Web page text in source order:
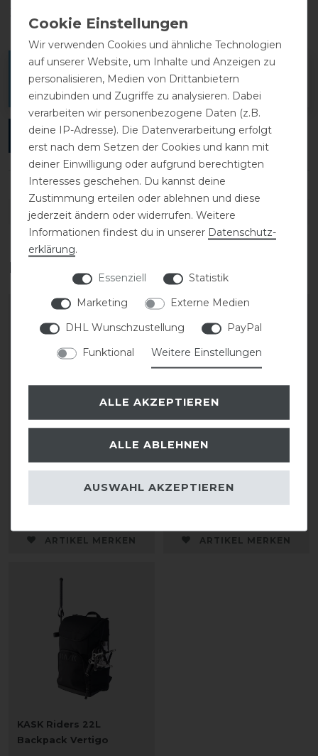
1
Melde dich an, um eine Kundenrezension zu
verfassen.
ANMELDEN
DETAILS ZUR PRODUKTSICHERHEIT
Das perfekte Zubehör für dich
ARTIKEL MERKEN
Backpack Vertigo
ARTIKEL MERKEN
KASK Riders 22L
Backpack Vertigo
Wir verwenden Cookies und ähnliche Technologien
auf unserer Website, um Inhalte und Anzeigen zu
personalisieren, Medien von Drittanbietern
einzubinden und Zugriffe zu analysieren. Dabei
verarbeiten wir personenbezogene Daten (z.B.
deine IP-Adresse). Die Datenverarbeitung erfolgt
erst nach dem Setzen der Cookies und kann mit
deiner Einwilligung oder aufgrund berechtigten
Interesses geschehen. Du kannst deine
Zustimmung erteilen oder ablehnen und diese
jederzeit ändern oder widerrufen. Weitere
Informationen findest du in unserer Daten­schutz­
erklärung.
Essenziell
Statistik
Marketing
Externe Medien
DHL Wunschzustellung
PayPal
Funktional
Weitere Einstellungen
ALLE AKZEPTIEREN
ALLE ABLEHNEN
AUSWAHL AKZEPTIEREN